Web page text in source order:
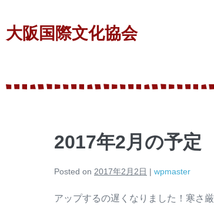
大阪国際文化協会
2017年2月の予定
Posted on 2017年2月2日 | wpmaster
アップするの遅くなりました！寒さ